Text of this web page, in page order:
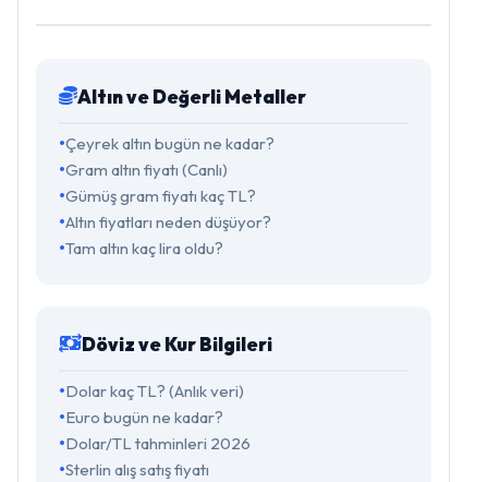
Altın ve Değerli Metaller
Çeyrek altın bugün ne kadar?
Gram altın fiyatı (Canlı)
Gümüş gram fiyatı kaç TL?
Altın fiyatları neden düşüyor?
Tam altın kaç lira oldu?
Döviz ve Kur Bilgileri
Dolar kaç TL? (Anlık veri)
Euro bugün ne kadar?
Dolar/TL tahminleri 2026
Sterlin alış satış fiyatı